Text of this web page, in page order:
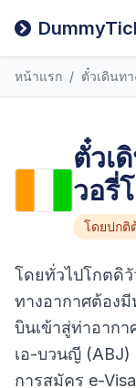
หน้าแรก / ตั๋วเดินท
ตั๋วเ
วอรี่
โดยปกติ
โดยทั่วไปโกตดิ
ทางอากาศต้อง
บินเข้าสู่ท่าอาก
เอ-บวนญี (ABJ)
การสมัคร e-